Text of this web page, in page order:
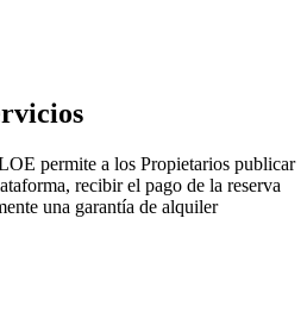
permite a los Propietarios publicar
recibir el pago de la reserva
una garantía de alquiler